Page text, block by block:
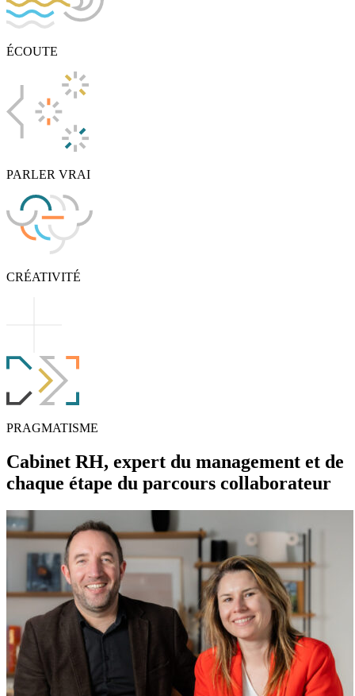
ÉCOUTE
PARLER VRAI
CRÉATIVITÉ
PRAGMATISME
Cabinet RH, expert du management et de
chaque étape du parcours collaborateur